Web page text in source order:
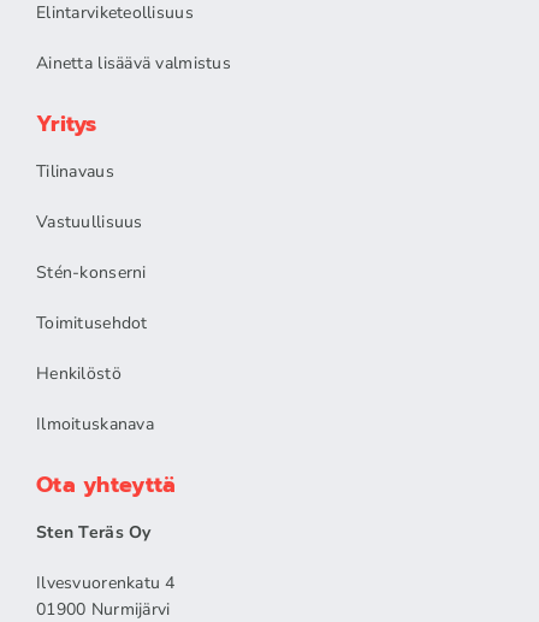
Elintarviketeollisuus
Ainetta lisäävä valmistus
Yritys
Tilinavaus
Vastuullisuus
Stén-konserni
Toimitusehdot
Henkilöstö
Ilmoituskanava
Ota yhteyttä
Sten Teräs Oy
Ilvesvuorenkatu 4
01900 Nurmijärvi